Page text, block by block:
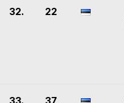
32. 22